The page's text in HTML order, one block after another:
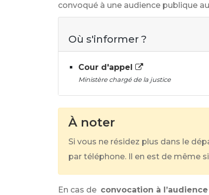
convoqué à une audience publique
Où s'informer ?
Cour d'appel
Ministère chargé de la justice
À noter
Si vous ne résidez plus dans le
par téléphone. Il en est de même
En cas de convocation à l’audience